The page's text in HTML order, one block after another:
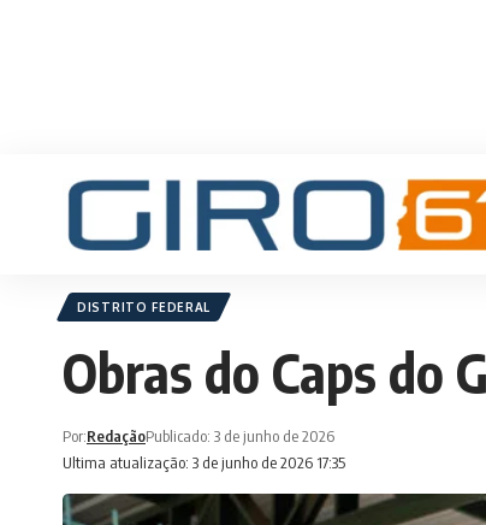
DISTRITO FEDERAL
Obras do Caps do
Ultima atualização: 3 de junho de 2026 17:35
Por:RedaçãoPublicado: 3 de junho de 2026